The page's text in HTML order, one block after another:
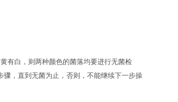
有白，则两种颜色的菌落均要进行无菌检
，直到无菌为止，否则，不能继续下一步操